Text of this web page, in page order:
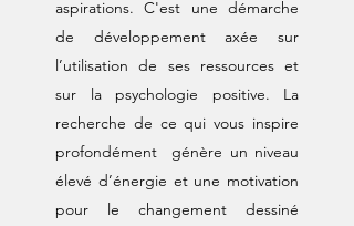
aspirations. C'est une démarche
de développement axée sur
l’utilisation de ses ressources et
sur la psychologie positive. La
recherche de ce qui vous inspire
profondément génère un niveau
élevé d’énergie et une motivation
pour le changement dessiné